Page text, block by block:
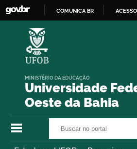
COMUNICA BR
Universidade
Oeste da Bahia
MINISTÉRIO DA EDUCAÇÃO